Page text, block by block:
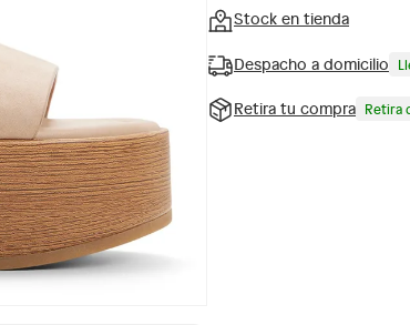
Stock en tienda
Despacho a domicilio
Retira tu compra Retira